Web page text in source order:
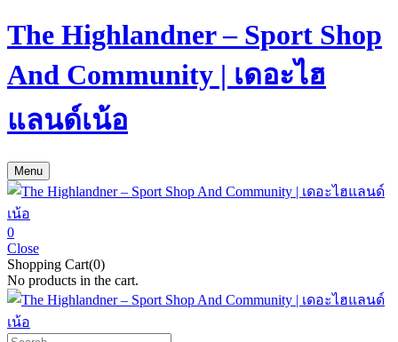
The Highlandner – Sport Shop
And Community | เดอะไฮ
แลนด์เน้อ
Menu
0
Close
Shopping Cart(0)
No products in the cart.